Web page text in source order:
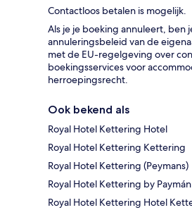
Contactloos betalen is mogelijk.
Als je je boeking annuleert, ben
annuleringsbeleid van de
met de EU-regelgeving over
boekingsservices voor
herroepingsrecht.
Ook bekend als
Royal Hotel Kettering Hotel
Royal Hotel Kettering Kettering
Royal Hotel Kettering (Peymans)
Royal Hotel Kettering by
Royal Hotel Kettering Hotel